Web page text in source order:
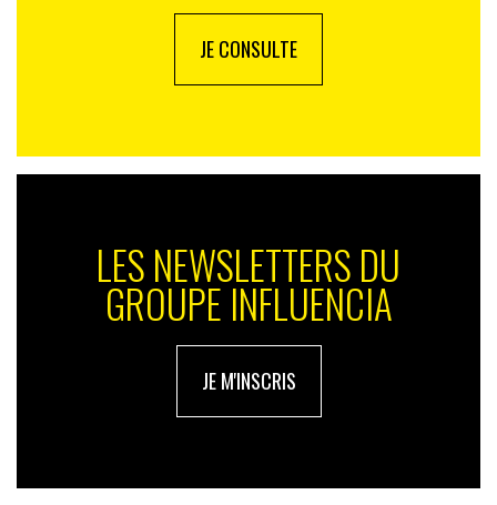
JE CONSULTE
LES NEWSLETTERS DU
GROUPE INFLUENCIA
JE M'INSCRIS